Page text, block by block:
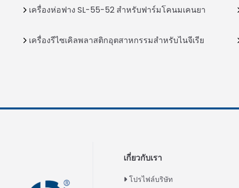
เครื่องห่อฟาง SL-55-52 สำหรับฟาร์มโคนมเคนยา
เครื่องรีไซเคิลพลาสติกอุตสาหกรรมสำหรับไนจีเรีย
เกี่ยวกับเรา
โปรไฟล์บริษัท